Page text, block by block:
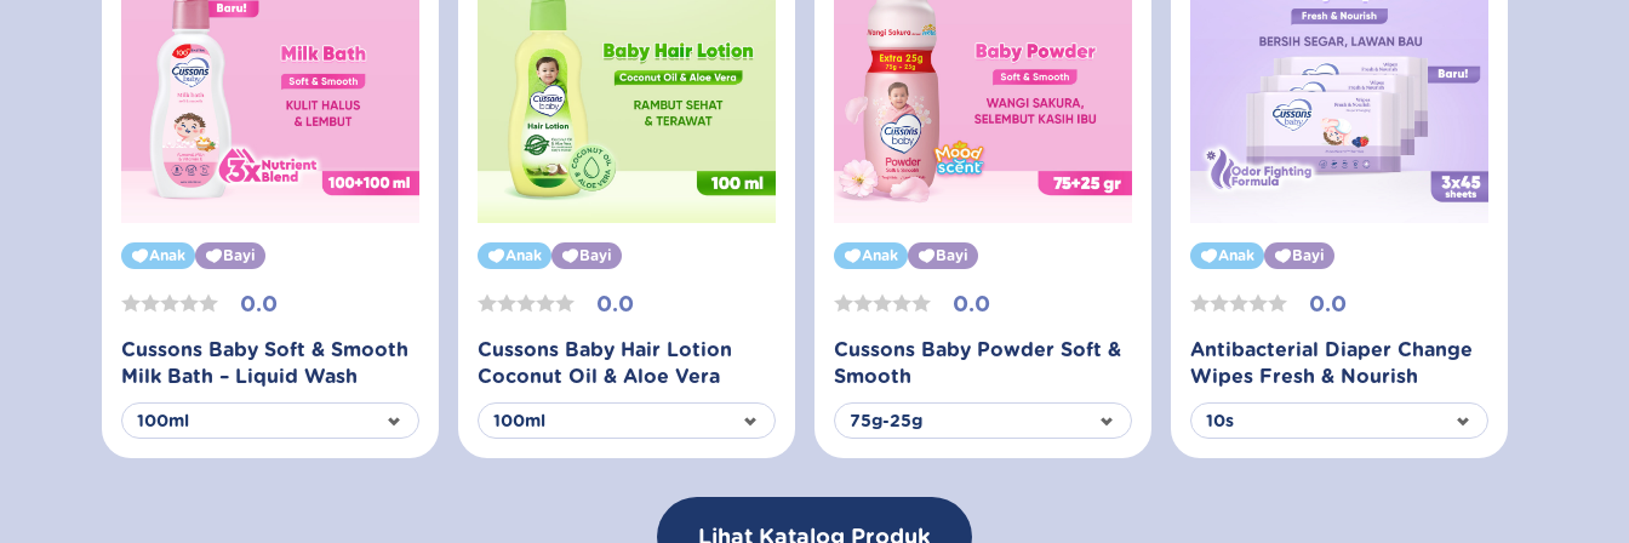
Anak Bayi
0.0
Cussons Baby Soft & Smooth
Milk Bath – Liquid Wash
Anak Bayi
0.0
Cussons Baby Hair Lotion
Coconut Oil & Aloe Vera
Anak Bayi
0.0
Cussons Baby Powder Soft &
Smooth
Anak Bayi
0.0
Antibacterial Diaper Change
Wipes Fresh & Nourish
Lihat Katalog Produk